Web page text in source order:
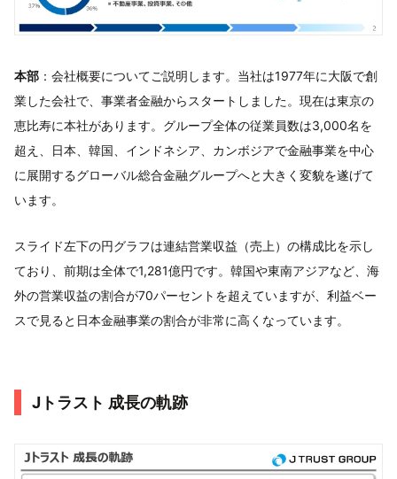
本部 ：会社概要についてご説明します。当社は1977年に大阪で創
業した会社で、事業者金融からスタートしました。現在は東京の
恵比寿に本社があります。グループ全体の従業員数は3,000名を
超え、日本、韓国、インドネシア、カンボジアで金融事業を中心
に展開するグローバル総合金融グループへと大きく変貌を遂げて
います。
スライド左下の円グラフは連結営業収益（売上）の構成比を示し
ており、前期は全体で1,281億円です。韓国や東南アジアなど、海
外の営業収益の割合が70パーセントを超えていますが、利益ベー
スで見ると日本金融事業の割合が非常に高くなっています。
Jトラスト 成長の軌跡